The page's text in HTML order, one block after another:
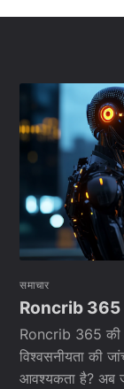
समाचार
Roncrib 365
Roncrib 365 की
विश्वसनीयता की
आवश्यकता है? अब